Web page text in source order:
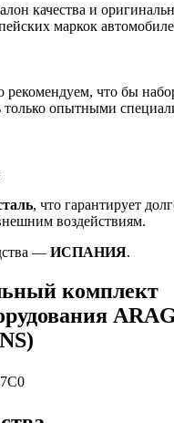
качества и
маркок
рекомендуем, что бы
только опытными
, что гарантирует
воздействиям.
— ИСПАНИЯ.
комплект